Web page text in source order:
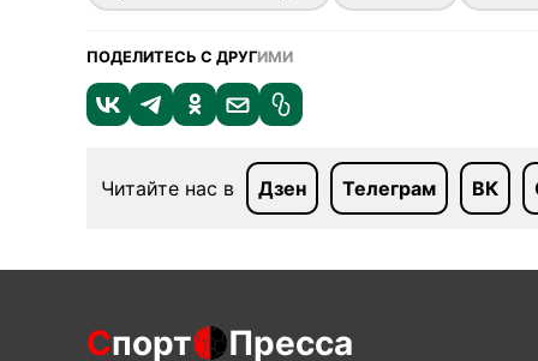
ПОДЕЛИТЕСЬ С ДРУГИМИ
Читайте нас в Дзен Телеграм ВК
Спорт Пресса